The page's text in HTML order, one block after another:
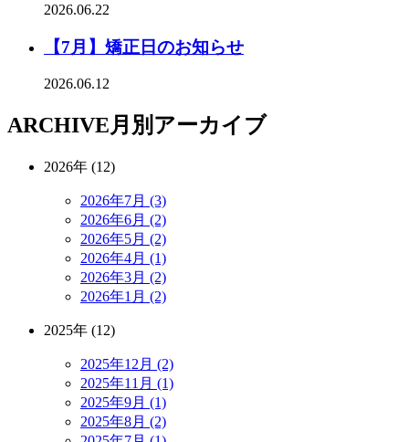
2026.06.22
【7月】矯正日のお知らせ
2026.06.12
ARCHIVE月別アーカイブ
2026年 (12)
2026年7月 (3)
2026年6月 (2)
2026年5月 (2)
2026年4月 (1)
2026年3月 (2)
2026年1月 (2)
2025年 (12)
2025年12月 (2)
2025年11月 (1)
2025年9月 (1)
2025年8月 (2)